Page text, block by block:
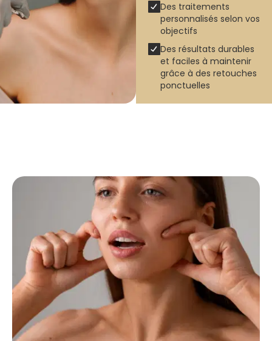
Des traitements
personnalisés selon vos
objectifs
Des résultats durables
et faciles à maintenir
grâce à des retouches
ponctuelles